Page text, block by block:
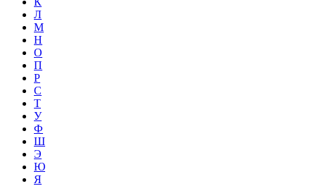
Л
М
Н
О
П
Р
С
Т
У
Ф
Ш
Э
Ю
Я